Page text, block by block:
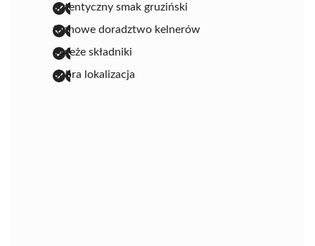
autentyczny smak gruziński
fachowe doradztwo kelnerów
świeże składniki
dobra lokalizacja